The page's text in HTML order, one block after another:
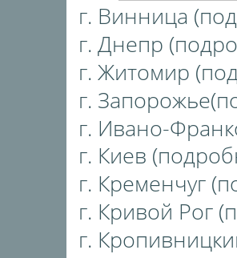
г. Винница
г. Днепр
г. Житомир
г.
г. Ивано-
г. Киев
г. Кременчуг
г. Кривой Рог
г.